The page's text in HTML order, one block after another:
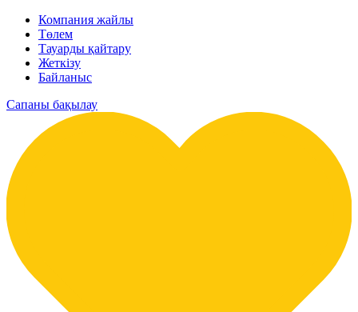
Компания жайлы
Төлем
Тауарды қайтару
Жеткізу
Байланыс
Сапаны бақылау